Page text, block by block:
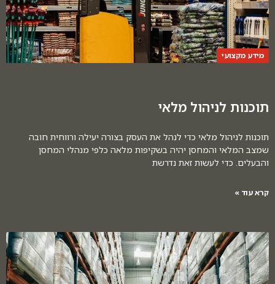
מידע מקצועי
תוכנות לניהול מלאי
תוכנות לניהול מלאי כדי לנהל את העסק בצורה יעילה ורווחית חובה
שמצב המלאי והמחסן יהיה בשקיפות מלאה כלפי מנהלי המחסן
והבעלים. כדי לעשות זאת נדרשת
קרא עוד »